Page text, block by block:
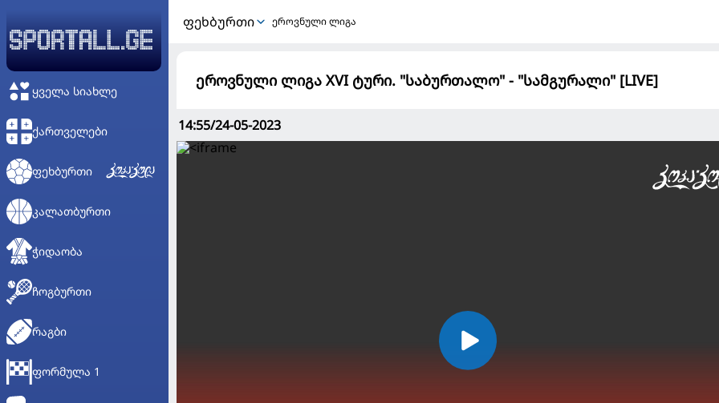
ᲧᲕᲔᲚᲐ ᲡᲘᲐᲮᲚᲔ
ᲥᲐᲠᲗᲕᲔᲚᲔᲑᲘ
ᲤᲔᲮᲑᲣᲠᲗᲘ
ᲙᲐᲚᲐᲗᲑᲣᲠᲗᲘ
ᲭᲘᲓᲐᲝᲑᲐ
ᲩᲝᲒᲑᲣᲠᲗᲘ
ᲠᲐᲒᲑᲘ
ᲤᲝᲠᲛᲣᲚᲐ 1
ᲤᲔᲮᲑᲣᲠᲗᲘ ეროვნული ლიგა
ეროვნული ლიგა XVI ტური. "საბურთალო" - "სამგურალი" [LIVE]
14:55/24-05-2023